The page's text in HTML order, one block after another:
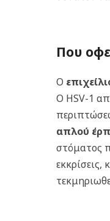
Που
Ο
Ο HSV-1
απλού
στόματος